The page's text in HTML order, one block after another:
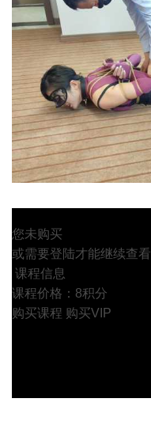
您未购买
或需要登陆才能继续查看
课程信息
课程价格：8积分
购买课程 购买VIP